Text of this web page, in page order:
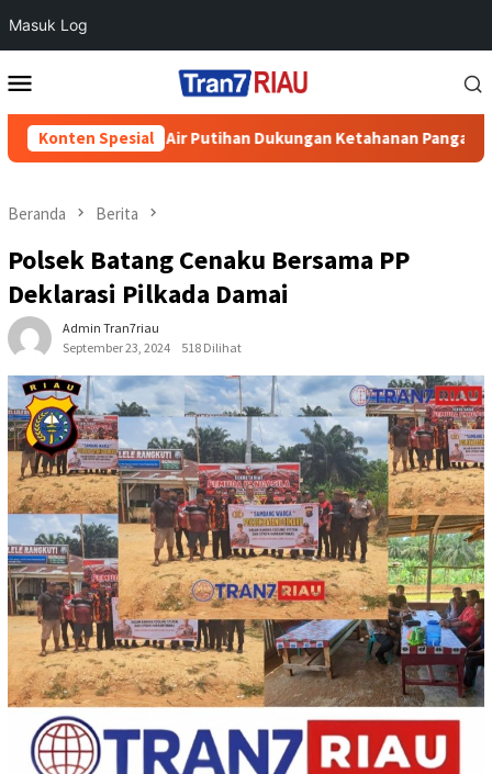
Masuk Log
ke
Mobile
Konten Spesial
Desa Air Putihan Dukungan Ketahanan Pangan Nasional
Beranda Berita
Polsek Batang Cenaku Bersama PP
Deklarasi Pilkada Damai
Admin Tran7riau
September 23, 2024
518 Dilihat